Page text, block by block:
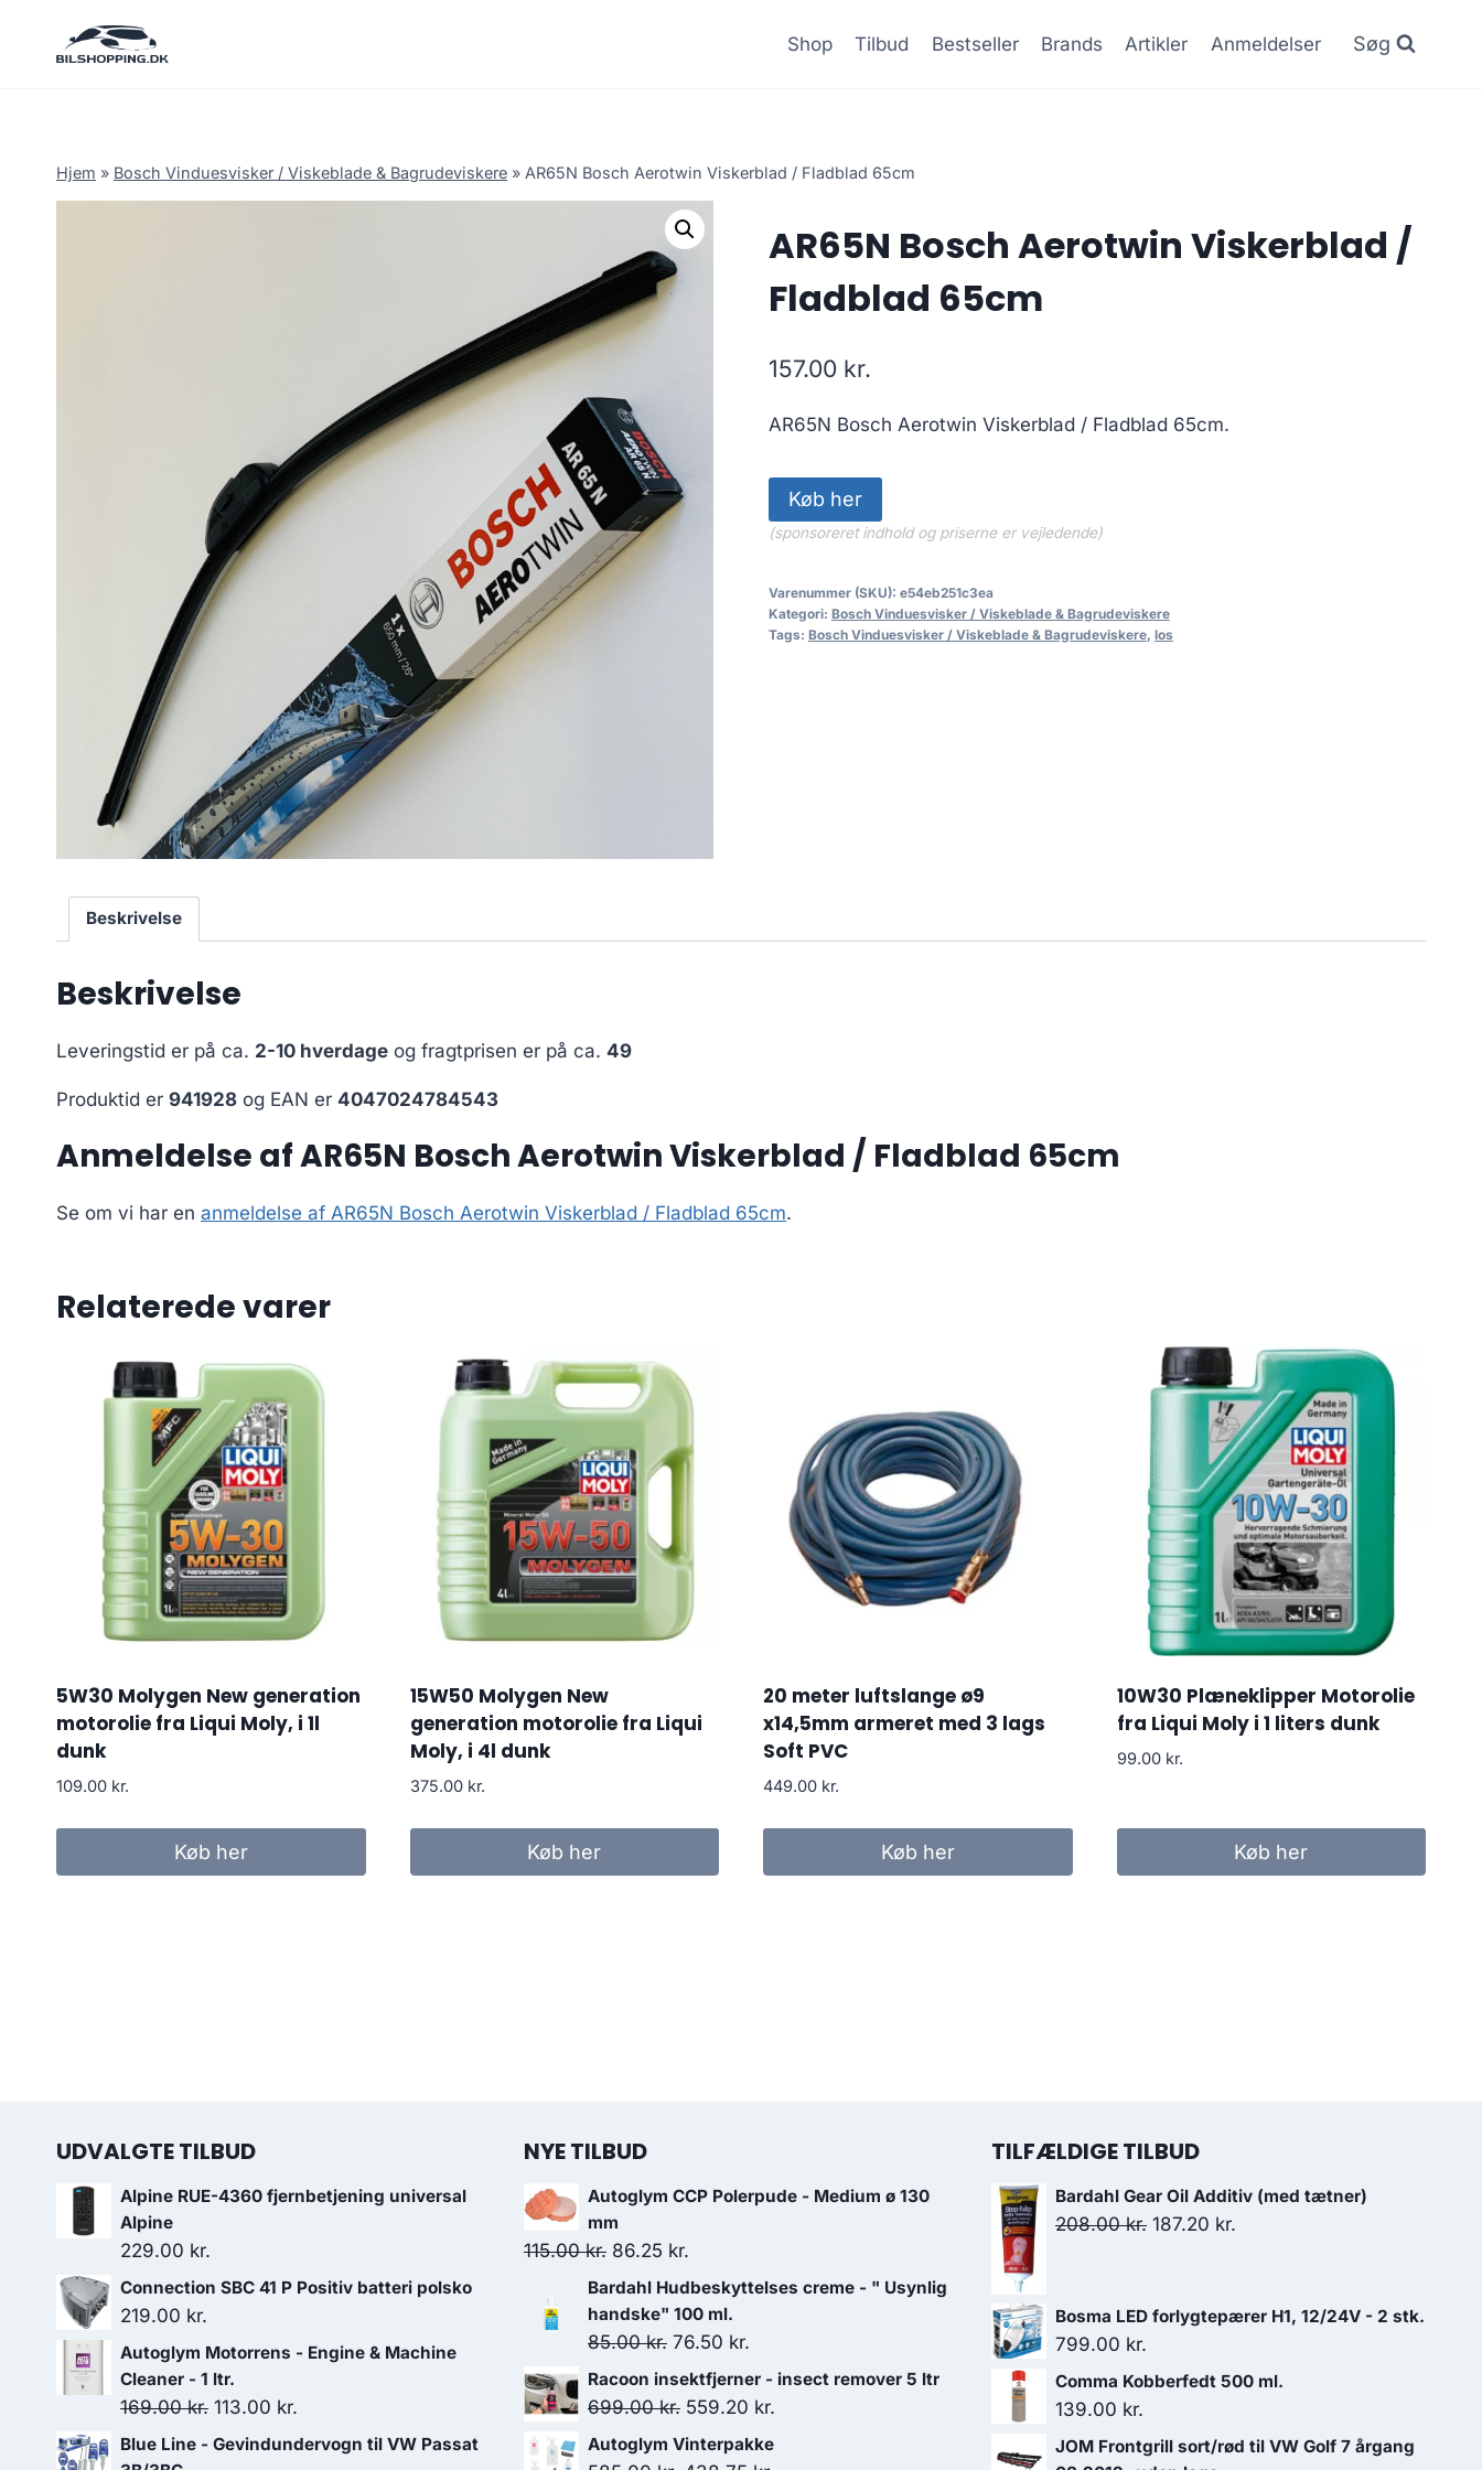
Shop Tilbud Bestseller Brands Artikler Anmeldelser Søg
Hjem » Bosch Vinduesvisker / Viskeblade & Bagrudeviskere » AR65N Bosch Aerotwin Viskerblad / Fladblad 65cm
AR65N Bosch Aerotwin Viskerblad /
Fladblad 65cm
157.00 kr.
AR65N Bosch Aerotwin Viskerblad / Fladblad 65cm.
Køb her
(sponsoreret indhold og priserne er vejledende)
Varenummer (SKU): e54eb251c3ea
Kategori: Bosch Vinduesvisker / Viskeblade & Bagrudeviskere
Tags: Bosch Vinduesvisker / Viskeblade & Bagrudeviskere, los
Beskrivelse
Beskrivelse
Leveringstid er på ca. 2-10 hverdage og fragtprisen er på ca. 49
Produktid er 941928 og EAN er 4047024784543
Anmeldelse af AR65N Bosch Aerotwin Viskerblad / Fladblad 65cm
Se om vi har en anmeldelse af AR65N Bosch Aerotwin Viskerblad / Fladblad 65cm.
Relaterede varer
5W30 Molygen New generation
motorolie fra Liqui Moly, i 1l
dunk
109.00 kr.
Køb her
15W50 Molygen New
generation motorolie fra Liqui
Moly, i 4l dunk
375.00 kr.
Køb her
20 meter luftslange ø9
x14,5mm armeret med 3 lags
Soft PVC
449.00 kr.
Køb her
10W30 Plæneklipper Motorolie
fra Liqui Moly i 1 liters dunk
99.00 kr.
Køb her
UDVALGTE TILBUD
Alpine RUE-4360 fjernbetjening universal
Alpine
229.00 kr.
Connection SBC 41 P Positiv batteri polsko
219.00 kr.
Autoglym Motorrens - Engine & Machine
Cleaner - 1 ltr.
169.00kr. Den
oprindelige
113.00 kr.
aktuelle
Blue Line - Gevindundervogn til VW Passat
NYE TILBUD
Autoglym CCP Polerpude - Medium ø 130
mm
115.00kr. Den
oprindelige
pris
var:
115.00 kr..
86.25 kr.
aktuelle
pris
er:
86.25 kr..
Bardahl Hudbeskyttelses creme - " Usynlig
handske" 100 ml.
85.00kr. Den
oprindelige
pris
85.00 kr..
76.50 kr.
aktuelle
pris
76.50 kr..
Racoon insektfjerner - insect remover 5 ltr
699.00kr. Den
oprindelige
pris
559.20 kr.
Autoglym Vinterpakke
TILFÆLDIGE TILBUD
Bardahl Gear Oil Additiv (med tætner)
208.00kr. Den
var:
187.20 kr.
er:
Bosma LED forlygtepærer H1, 12/24V - 2 stk.
799.00 kr.
Comma Kobberfedt 500 ml.
139.00 kr.
JOM Frontgrill sort/rød til VW Golf 7 årgang